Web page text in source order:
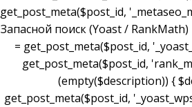
get_post_meta($post_id,
Запасной поиск (Yoast /
= get_post_meta($post_id,
get_post_meta($post_id,
(empty($description)) {
get_post_meta($post_id,